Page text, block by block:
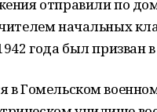
отправили по
начальных
года был призван
в Гомельском